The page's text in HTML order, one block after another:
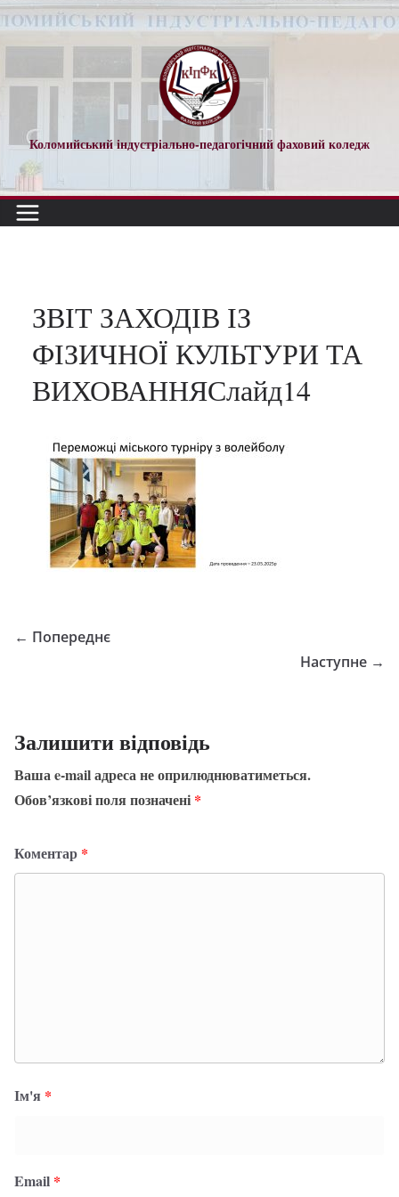
Перейти
до
Коломийський індустріально-педагогічний фаховий коледж
ЗВІТ ЗАХОДІВ ІЗ
ФІЗИЧНОЇ КУЛЬТУРИ ТА
ВИХОВАННЯСлайд14
← Попереднє
Наступне →
Залишити відповідь
Ваша e-mail адреса не оприлюднюватиметься.
Обов’язкові поля позначені *
Коментар *
Ім'я *
Email *